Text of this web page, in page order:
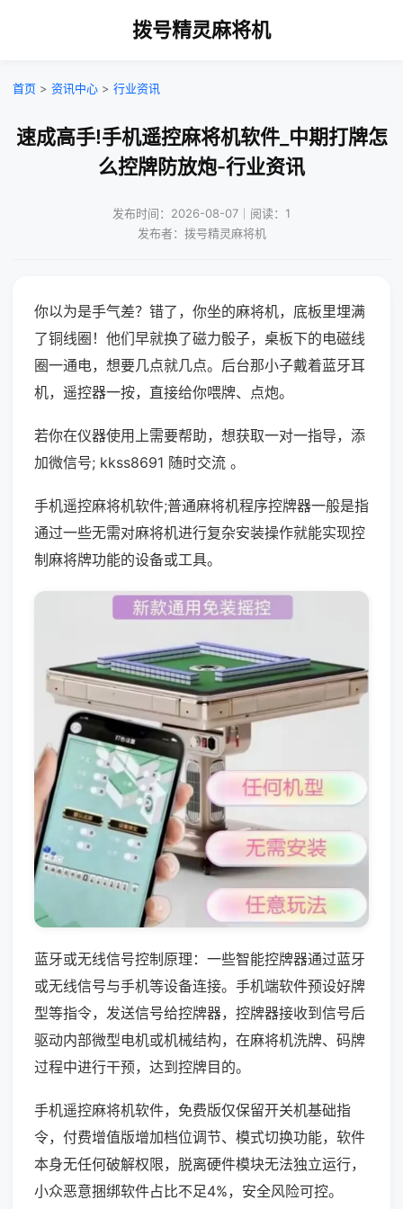
拨号精灵麻将机
首页 > 资讯中心 > 行业资讯
速成高手!手机遥控麻将机软件_中期打牌怎
么控牌防放炮-行业资讯
发布时间：2026-08-07｜阅读：1
发布者：拨号精灵麻将机
你以为是手气差？错了，你坐的麻将机，底板里埋满
了铜线圈！他们早就换了磁力骰子，桌板下的电磁线
圈一通电，想要几点就几点。后台那小子戴着蓝牙耳
机，遥控器一按，直接给你喂牌、点炮。
若你在仪器使用上需要帮助，想获取一对一指导，添
加微信号; kkss8691 随时交流 。
手机遥控麻将机软件;普通麻将机程序控牌器一般是指
通过一些无需对麻将机进行复杂安装操作就能实现控
制麻将牌功能的设备或工具。
蓝牙或无线信号控制原理：一些智能控牌器通过蓝牙
或无线信号与手机等设备连接。手机端软件预设好牌
型等指令，发送信号给控牌器，控牌器接收到信号后
驱动内部微型电机或机械结构，在麻将机洗牌、码牌
过程中进行干预，达到控牌目的。
手机遥控麻将机软件，免费版仅保留开关机基础指
令，付费增值版增加档位调节、模式切换功能，软件
本身无任何破解权限，脱离硬件模块无法独立运行，
小众恶意捆绑软件占比不足4%，安全风险可控。